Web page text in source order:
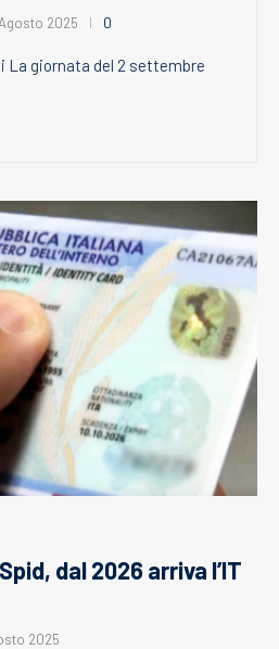
2025 0
La giornata del 2 settembre
dal 2026 arriva l’IT
2025